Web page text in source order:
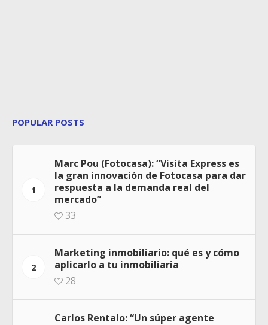
POPULAR POSTS
1
Marc Pou (Fotocasa): “Visita Express es
la gran innovación de Fotocasa para dar
respuesta a la demanda real del
mercado”
33
2
Marketing inmobiliario: qué es y cómo
aplicarlo a tu inmobiliaria
28
Carlos Rentalo: “Un súper agente